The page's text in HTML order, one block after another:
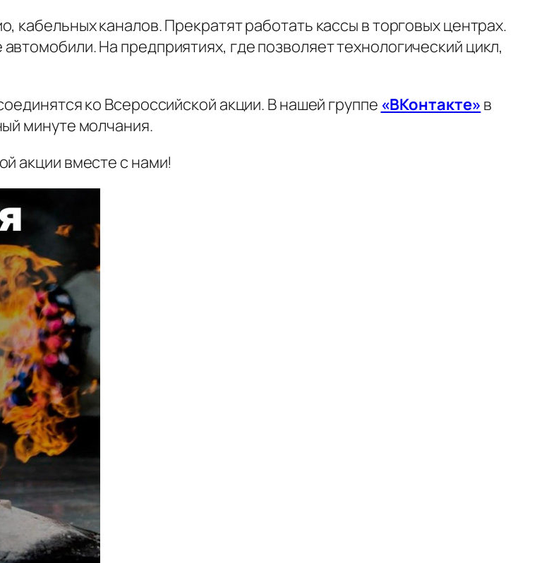
каналов. Прекратят работать кассы в торговых центрах.
На предприятиях, где позволяет технологический цикл,
ко Всероссийской акции. В нашей группе «ВКонтакте» в
минуте молчания.
акции вместе с нами!